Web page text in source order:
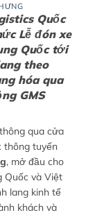
Quốc
Lễ đón xe
Quốc tới
theo
hóa qua
GMS
qua cửa
thông tuyến
, mở đầu cho
Quốc và Việt
lang kinh tế
khách và